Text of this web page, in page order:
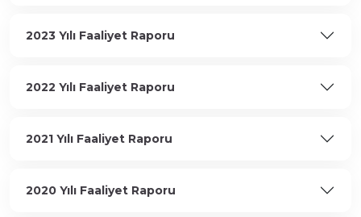
2023 Yılı Faaliyet Raporu
2022 Yılı Faaliyet Raporu
2021 Yılı Faaliyet Raporu
2020 Yılı Faaliyet Raporu